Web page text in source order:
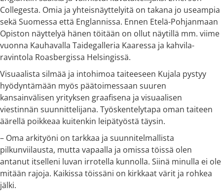
Collegesta. Omia ja yhteisnäyttelyitä on takana jo useampia
sekä Suomessa että Englannissa. Ennen Etelä-Pohjanmaan
Opiston näyttelyä hänen töitään on ollut näytillä mm. viime
vuonna Kauhavalla Taidegalleria Kaaressa ja kahvila-
ravintola Roasbergissa Helsingissä.
Visuaalista silmää ja intohimoa taiteeseen Kujala pystyy
hyödyntämään myös päätoimessaan suuren
kansainvälisen yrityksen graafisena ja visuaalisen
viestinnän suunnittelijana. Työskentelytapa oman taiteen
äärellä poikkeaa kuitenkin leipätyöstä täysin.
– Oma arkityöni on tarkkaa ja suunnitelmallista
pilkunviilausta, mutta vapaalla ja omissa töissä olen
antanut itselleni luvan irrotella kunnolla. Siinä minulla ei ole
mitään rajoja. Kaikissa töissäni on kirkkaat värit ja rohkea
jälki.